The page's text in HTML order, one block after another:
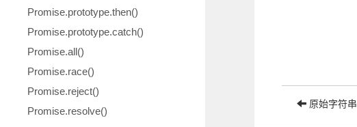
Promise.prototype.then()
Promise.prototype.catch()
Promise.all()
Promise.race()
Promise.reject()
Promise.resolve()
原始字符串